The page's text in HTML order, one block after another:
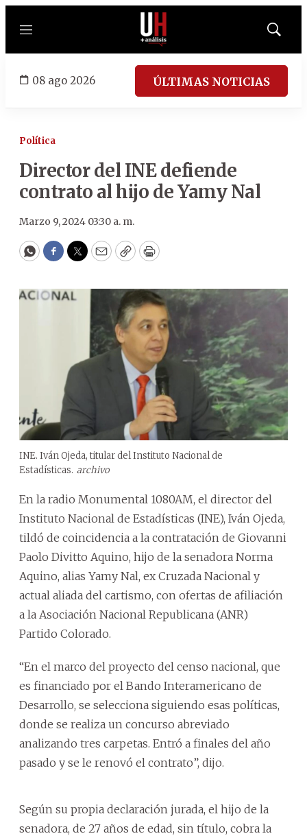
Menú
Mostrar
08 ago 2026 ÚLTIMAS NOTICIAS
Política
Director del INE defiende
contrato al hijo de Yamy Nal
Marzo 9, 2024 03:30 a. m.
WhatsApp
Facebook
Twitter
EmailCopyPrint
INE. Iván Ojeda, titular del Instituto Nacional de
Estadísticas. archivo
En la radio Monumental 1080AM, el director del
Instituto Nacional de Estadísticas (INE), Iván Ojeda,
tildó de coincidencia a la contratación de Giovanni
Paolo Divitto Aquino, hijo de la senadora Norma
Aquino, alias Yamy Nal, ex Cruzada Nacional y
actual aliada del cartismo, con ofertas de afiliación
a la Asociación Nacional Republicana (ANR)
Partido Colorado.
“En el marco del proyecto del censo nacional, que
es financiado por el Bando Interamericano de
Desarrollo, se selecciona siguiendo esas políticas,
donde se realiza un concurso abreviado
analizando tres carpetas. Entró a finales del año
pasado y se le renovó el contrato”, dijo.
Según su propia declaración jurada, el hijo de la
senadora, de 27 años de edad, sin título, cobra la